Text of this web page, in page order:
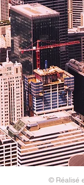
© Réalisé